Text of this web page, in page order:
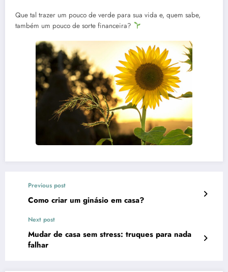
Que tal trazer um pouco de verde para sua vida e, quem sabe,
também um pouco de sorte financeira?
Previous post
Como criar um ginásio em casa?
Next post
Mudar de casa sem stress: truques para nada
falhar